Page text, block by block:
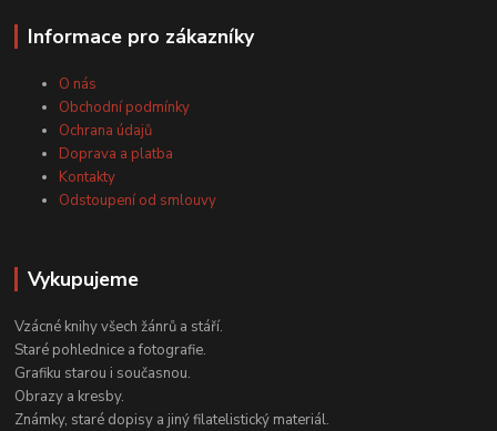
Informace pro zákazníky
O nás
Obchodní podmínky
Ochrana údajů
Doprava a platba
Kontakty
Odstoupení od smlouvy
Vykupujeme
Vzácné knihy všech žánrů a stáří.
Staré pohlednice a fotografie.
Grafiku starou i současnou.
Obrazy a kresby.
Známky, staré dopisy a jiný filatelistický materiál.